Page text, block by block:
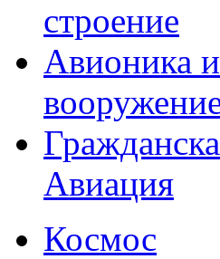
строение
Авионика и
Авиация
Космос